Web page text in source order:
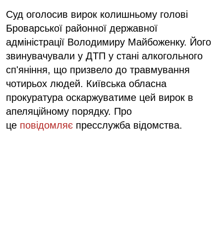
Суд оголосив вирок колишньому голові
Броварської районної державної
адміністрації Володимиру Майбоженку. Його
звинувачували у ДТП у стані алкогольного
сп'яніння, що призвело до травмування
чотирьох людей. Київська обласна
прокуратура оскаржуватиме цей вирок в
апеляційному порядку. Про
це повідомляє пресслужба відомства.